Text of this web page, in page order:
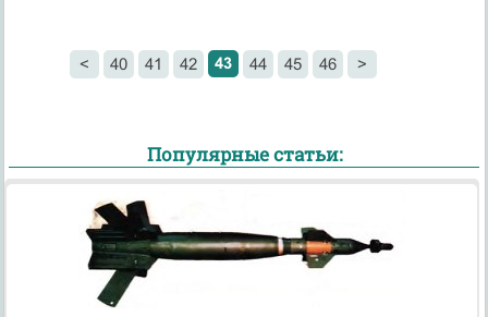
< 40 41 42 43 44 45 46 >
Популярные статьи: